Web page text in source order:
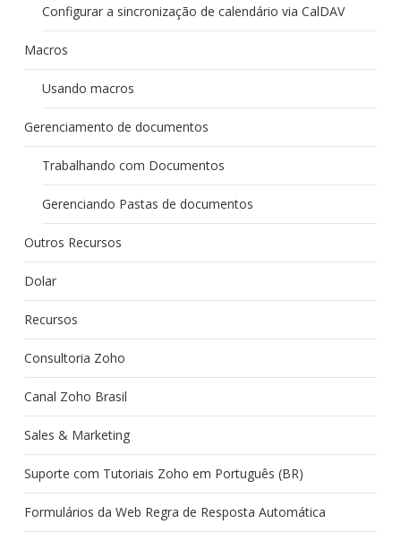
Configurar a sincronização de calendário via CalDAV
Macros
Usando macros
Gerenciamento de documentos
Trabalhando com Documentos
Gerenciando Pastas de documentos
Outros Recursos
Dolar
Recursos
Consultoria Zoho
Canal Zoho Brasil
Sales & Marketing
Suporte com Tutoriais Zoho em Português (BR)
Formulários da Web Regra de Resposta Automática